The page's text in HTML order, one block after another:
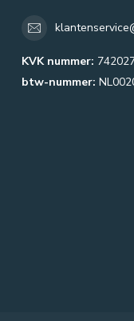
KVK nummer:
btw-nummer: